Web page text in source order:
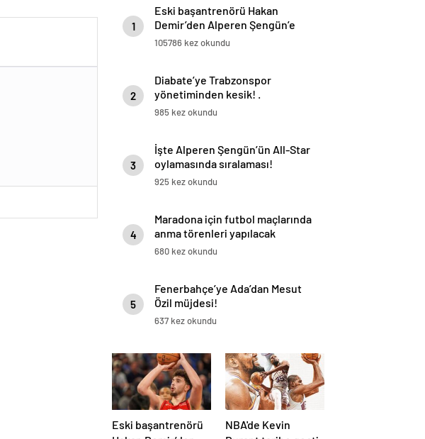
1
Eski başantrenörü Hakan
Demir’den Alperen Şengün’e
övgü
105786 kez okundu
2
Diabate’ye Trabzonspor
yönetiminden kesik! .
985 kez okundu
3
İşte Alperen Şengün’ün All-Star
oylamasında sıralaması!
925 kez okundu
4
Maradona için futbol maçlarında
anma törenleri yapılacak
680 kez okundu
5
Fenerbahçe’ye Ada’dan Mesut
Özil müjdesi!
637 kez okundu
Eski başantrenörü
NBA'de Kevin